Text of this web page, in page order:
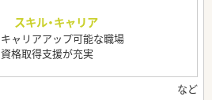
スキル・キャリア
キャリアアップ可能な職場
資格取得支援が充実